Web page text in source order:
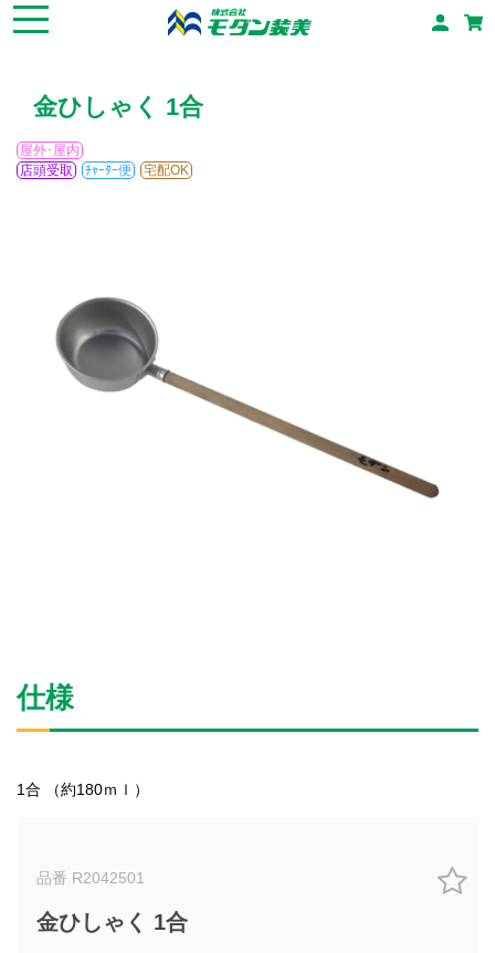
金ひしゃく 1合
屋外･屋内
店頭受取
ﾁｬｰﾀｰ便 宅配OK
仕様
1合 （約180ｍｌ）
品番 R2042501
金ひしゃく 1合